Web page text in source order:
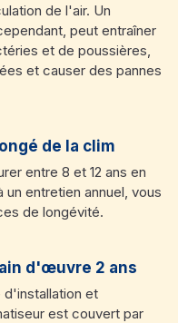
de l'air. Un
peut entraîner
et de poussières,
et causer des pannes
de la clim
entre 8 et 12 ans en
un entretien annuel, vous
de longévité.
d'œuvre 2 ans
d'installation et
est couvert par